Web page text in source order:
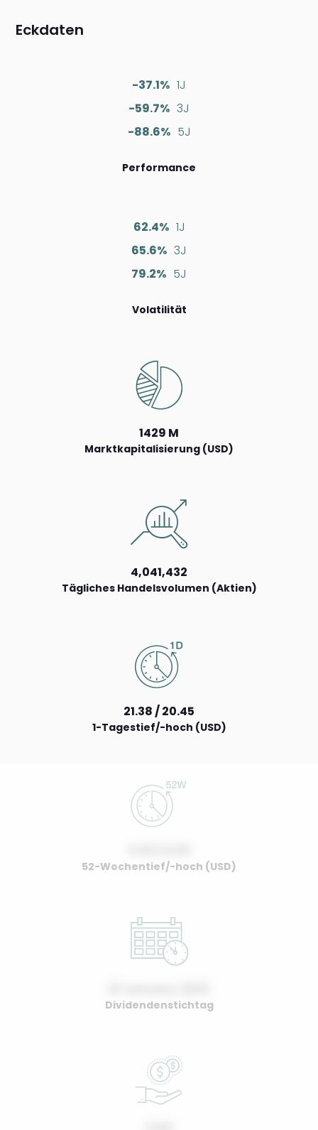
Eckdaten
-37.1% 1J
-59.7% 3J
-88.6% 5J
Performance
62.4% 1J
65.6% 3J
79.2% 5J
Volatilität
1429 M
Marktkapitalisierung (USD)
4,041,432
Tägliches Handelsvolumen (Aktien)
21.38 / 20.45
1-Tagestief/-hoch (USD)
52-Wochentief/-hoch (USD)
Dividendenstichtag